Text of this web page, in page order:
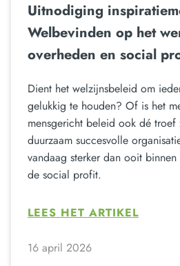
Uitnodiging
Welbevinden op het
overheden en social
Dient het welzijnsbeleid om
gelukkig te houden? Of is het
mensgericht beleid ook dé troef
duurzaam succesvolle
vandaag sterker dan ooit
de social profit.
LEES HET ARTIKEL
16 april 2026